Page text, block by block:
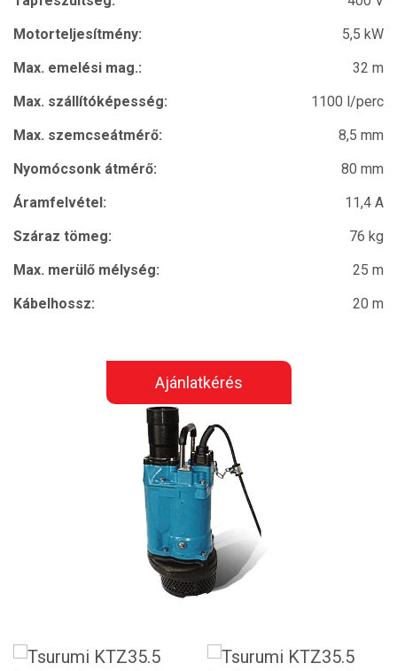
Motorteljesítmény:
5,5 kW
Max. emelési mag.:
32 m
Max. szállítóképesség:
1100 l/perc
Max. szemcseátmérő:
8,5 mm
Nyomócsonk átmérő:
80 mm
Áramfelvétel:
11,4 A
Száraz tömeg:
76 kg
Max. merülő mélység:
25 m
Kábelhossz:
20 m
Ajánlatkérés